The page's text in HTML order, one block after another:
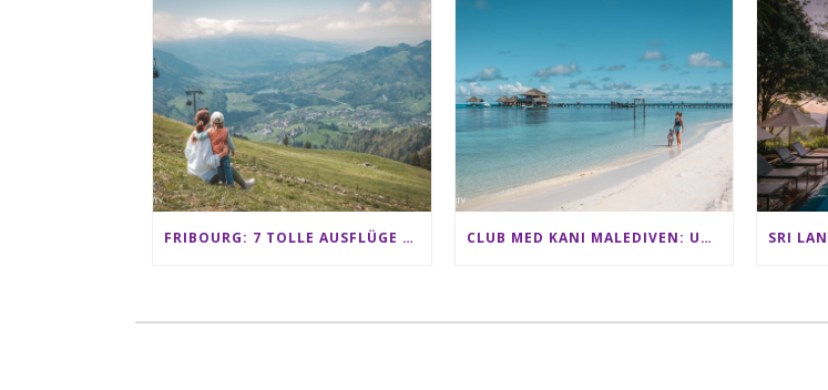
FRIBOURG: 7 TOLLE AUSFLÜGE FÜR FAMILIEN VON CHARMEY BIS LES PACCOTS CLUB MED KANI MALEDIVEN: UNSERE ERFAHRUNGEN IM ALL-INCLUSIVE PARADIES